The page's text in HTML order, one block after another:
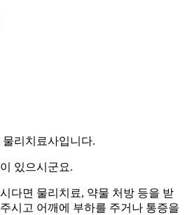
리치료사입니다.
있으시군요.
다면 물리치료, 약물 처방 등을 받
시고 어깨에 부하를 주거나 통증을